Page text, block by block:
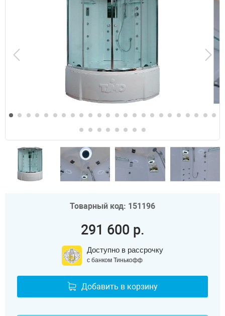
Товарный код: 151196
291 600 р.
Доступно в рассрочку
с банком Тинькофф
Добавить в корзину